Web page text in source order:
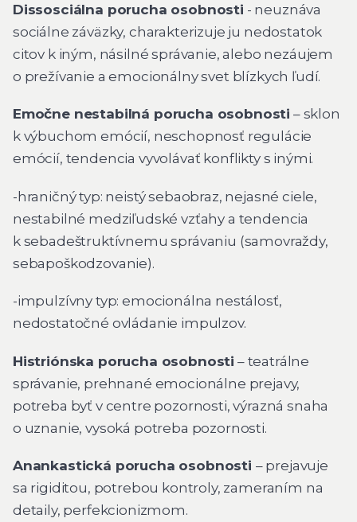
Dissosciálna porucha osobnosti - neuznáva
sociálne záväzky, charakterizuje ju nedostatok
citov k iným, násilné správanie, alebo nezáujem
o prežívanie a emocionálny svet blízkych ľudí.
Emočne nestabilná porucha osobnosti – sklon
k výbuchom emócií, neschopnosť regulácie
emócií, tendencia vyvolávať konflikty s inými.
-hraničný typ: neistý sebaobraz, nejasné ciele,
nestabilné medziľudské vzťahy a tendencia
k sebadeštruktívnemu správaniu (samovraždy,
sebapoškodzovanie).
-impulzívny typ: emocionálna nestálosť,
nedostatočné ovládanie impulzov.
Histriónska porucha osobnosti – teatrálne
správanie, prehnané emocionálne prejavy,
potreba byť v centre pozornosti, výrazná snaha
o uznanie, vysoká potreba pozornosti.
Anankastická porucha osobnosti – prejavuje
sa rigiditou, potrebou kontroly, zameraním na
detaily, perfekcionizmom.